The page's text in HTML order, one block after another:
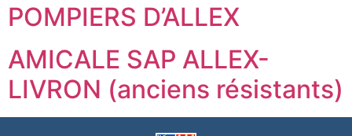
POMPIERS D’ALLEX
AMICALE SAP ALLEX-
LIVRON (anciens résistants)